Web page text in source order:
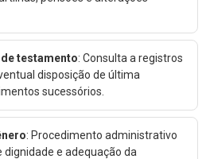
testamento: Consulta a registros
disposição de última
sucessórios.
: Procedimento administrativo
e adequação da